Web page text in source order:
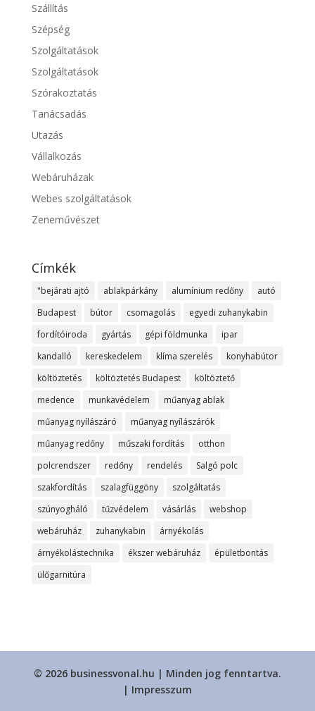
Szállítás
Szépség
Szolgáltatások
Szolgáltatások
Szórakoztatás
Tanácsadás
Utazás
Vállalkozás
Webáruházak
Webes szolgáltatások
Zeneművészet
Címkék
"bejárati ajtó ablakpárkány alumínium redőny
autó
Budapest
bútor csomagolás
egyedi zuhanykabin
fordítóiroda
gyártás gépi földmunka
ipar
kandalló
kereskedelem klíma szerelés
konyhabútor
költöztetés
költöztetés Budapest
költöztető
medence
munkavédelem
műanyag ablak
műanyag nyílászáró
műanyag nyílászárók
műanyag redőny
műszaki fordítás
otthon
polcrendszer
redőny rendelés
Salgó polc
szakfordítás
szalagfüggöny
szolgáltatás
szúnyogháló
tűzvédelem vásárlás
webshop
webáruház
zuhanykabin
árnyékolás
árnyékolástechnika
ékszer webáruház
épületbontás
ülőgarnitúra
© 2026 businessvonal.hu | Minden jog fenntartva.
| Impresszum